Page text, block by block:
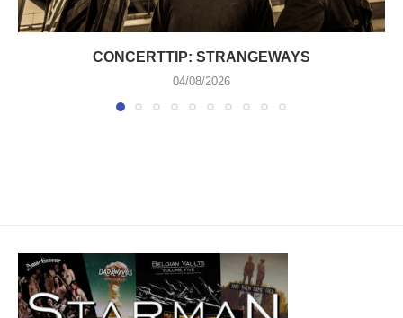
CONCERTTIP: STRANGEWAYS
04/08/2026